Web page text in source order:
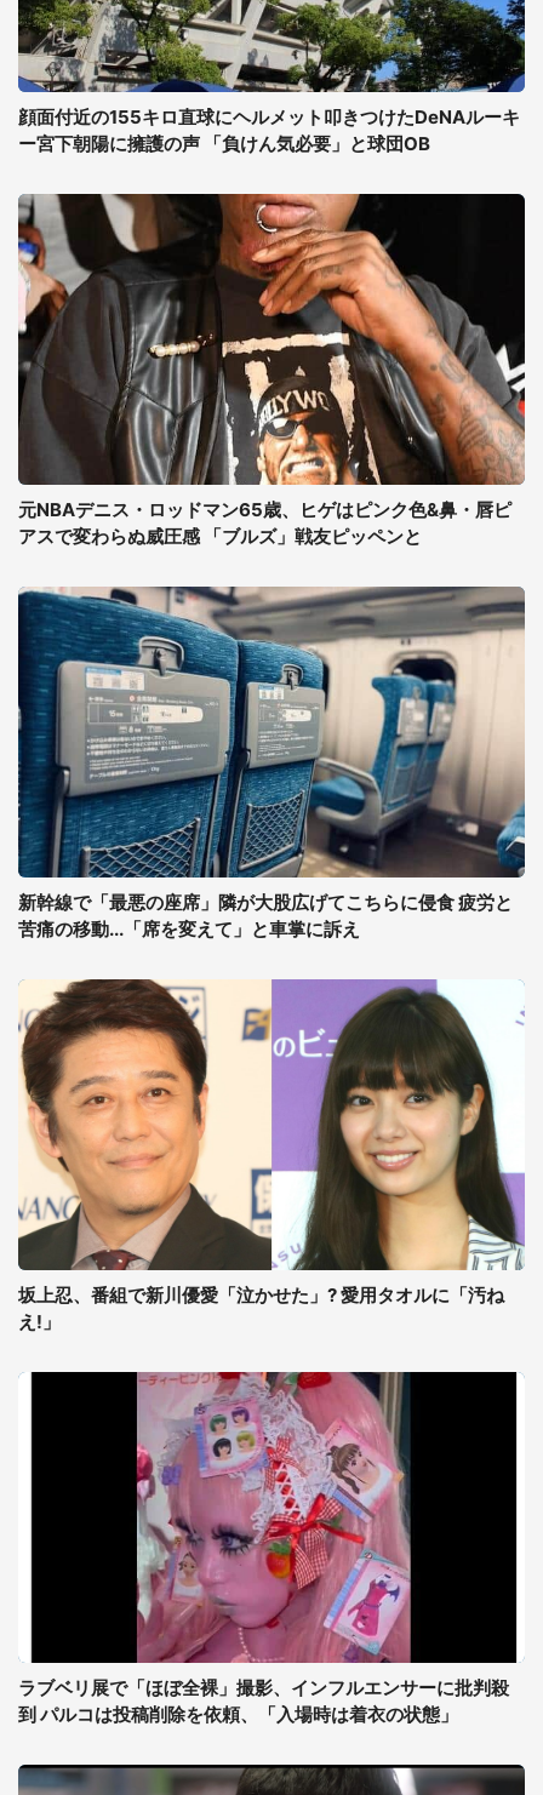
顔面付近の155キロ直球にヘルメット叩きつけたDeNAルーキ
ー宮下朝陽に擁護の声 「負けん気必要」と球団OB
元NBAデニス・ロッドマン65歳、ヒゲはピンク色&鼻・唇ピ
アスで変わらぬ威圧感 「ブルズ」戦友ピッペンと
新幹線で「最悪の座席」隣が大股広げてこちらに侵食 疲労と
苦痛の移動...「席を変えて」と車掌に訴え
坂上忍、番組で新川優愛「泣かせた」? 愛用タオルに「汚ね
え!」
ラブベリ展で「ほぼ全裸」撮影、インフルエンサーに批判殺
到 パルコは投稿削除を依頼、「入場時は着衣の状態」